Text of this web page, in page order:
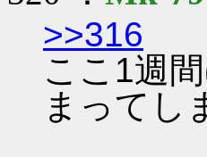
>>316
ここ1週
まって